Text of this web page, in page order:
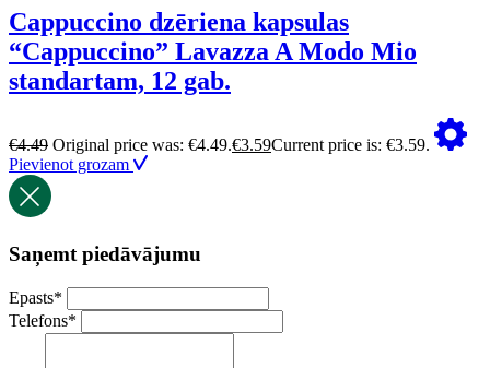
Cappuccino dzēriena kapsulas
“Cappuccino” Lavazza A Modo Mio
standartam, 12 gab.
€4.49 Original price was: €4.49.€3.59Current price is: €3.59.
Pievienot grozam
Saņemt piedāvājumu
Epasts*
Telefons*